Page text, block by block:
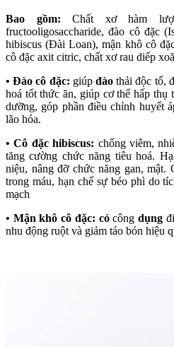
Bao gồm:Chất xơ hàm
fructooligosaccharide, đào cô đặc
hibiscus (Đài Loan), mận khô cô
cô đặc axit citric, chất xơ rau diếp
• Đào cô đặc: giúpđào thải độc tố,
hoá tốt thức ăn, giúp cơ thể hấp thụ
dưỡng, góp phần điều chỉnh huyết
lão hóa.
• Cô đặc hibiscus: chống viêm,
tăng cường chức năng tiêu hoá.
niệu, nâng đỡ chức năng gan, mật.
trong máu, hạn chế sự béo phì do
mạch
• Mận khô cô đặc: cócôngdụng
nhu động ruột và giảm táo bón hiệu